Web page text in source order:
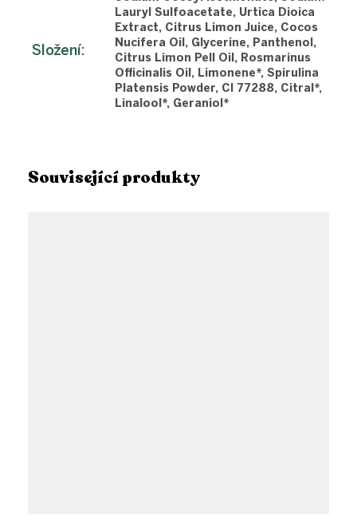
Související produkty
Složení:
Lauryl Sulfoacetate, Urtica Dioica
Extract, Citrus Limon Juice, Cocos
Nucifera Oil, Glycerine, Panthenol,
Citrus Limon Pell Oil, Rosmarinus
Officinalis Oil, Limonene*, Spirulina
Platensis Powder, CI 77288, Citral*,
Linalool*, Geraniol*